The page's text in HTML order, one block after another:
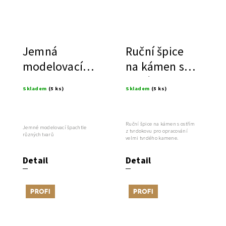
Jemná
modelovací
Skladem (5 ks)
Detail
Jemné modelovací špachtle
různých tvarů
Ruční špice
na kámen s
ostřím z
tvrdokovu
Skladem (5 ks)
Detail
Ruční špice na kámen s ostřím
z tvrdokovu pro opracování
velmi tvrdého kamene.
Tip Tip